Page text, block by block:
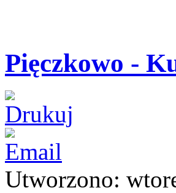
Pięczkowo -
Utworzono: